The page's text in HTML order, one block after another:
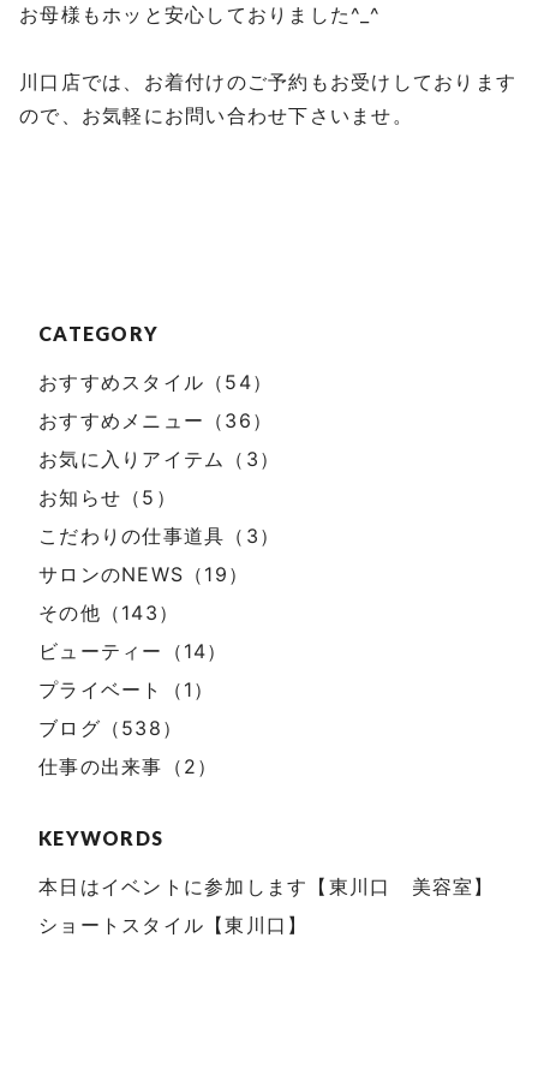
CATEGORY
おすすめスタイル（54）
おすすめメニュー（36）
お気に入りアイテム（3）
お知らせ（5）
こだわりの仕事道具（3）
サロンのNEWS（19）
その他（143）
ビューティー（14）
プライベート（1）
ブログ（538）
仕事の出来事（2）
KEYWORDS
本日はイベントに参加します【東川口 美容室】
ショートスタイル【東川口】
お母様もホッと安心しておりました^_^
川口店では、お着付けのご予約もお受けしております
ので、お気軽にお問い合わせ下さいませ。